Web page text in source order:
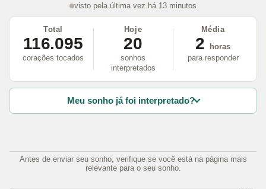
visto pela última vez há 13 minutos
Total
116.095
corações tocados
Hoje
20
sonhos
interpretados
Média
2
horas
para responder
Meu sonho já foi interpretado?
Antes de enviar seu sonho, verifique se você está na página mais
relevante para o seu sonho.